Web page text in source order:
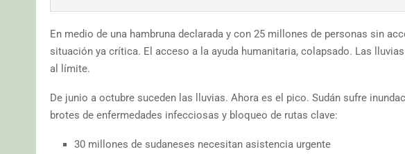
En medio de una hambruna declarada y con 25 millones de personas sin
situación ya crítica. El acceso a la ayuda humanitaria, colapsado. Las
al límite.
De junio a octubre suceden las lluvias. Ahora es el pico. Sudán sufre
brotes de enfermedades infecciosas y bloqueo de rutas clave:
30 millones de sudaneses necesitan asistencia urgente